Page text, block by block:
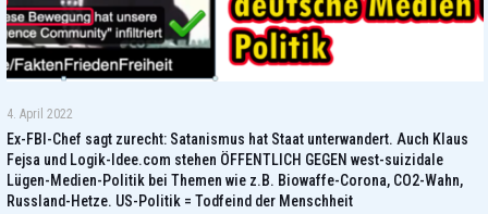
4. April 2022
Ex-FBI-Chef sagt zurecht: Satanismus hat Staat unterwandert. Auch Klaus
Fejsa und Logik-Idee.com stehen ÖFFENTLICH GEGEN west-suizidale
Lügen-Medien-Politik bei Themen wie z.B. Biowaffe-Corona, CO2-Wahn,
Russland-Hetze. US-Politik = Todfeind der Menschheit